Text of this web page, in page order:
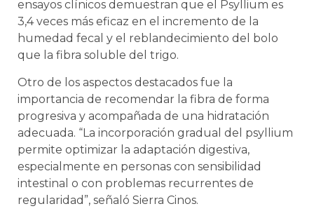
ensayos clínicos demuestran que el Psyllium es
3,4 veces más eficaz en el incremento de la
humedad fecal y el reblandecimiento del bolo
que la fibra soluble del trigo.
Otro de los aspectos destacados fue la
importancia de recomendar la fibra de forma
progresiva y acompañada de una hidratación
adecuada. “La incorporación gradual del psyllium
permite optimizar la adaptación digestiva,
especialmente en personas con sensibilidad
intestinal o con problemas recurrentes de
regularidad”, señaló Sierra Cinos.